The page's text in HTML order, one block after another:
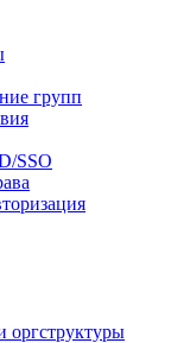
групп
SSO
оргструктуры